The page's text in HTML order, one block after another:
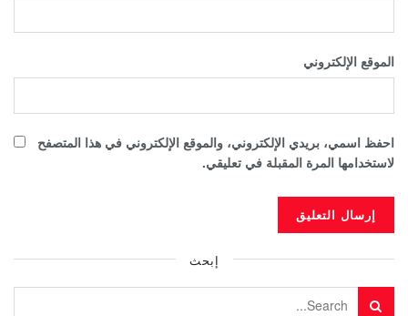
الموقع الإلكتروني
احفظ اسمي، بريدي الإلكتروني، والموقع الإلكتروني في هذا المتصفح
لاستخدامها المرة المقبلة في تعليقي.
إبحث